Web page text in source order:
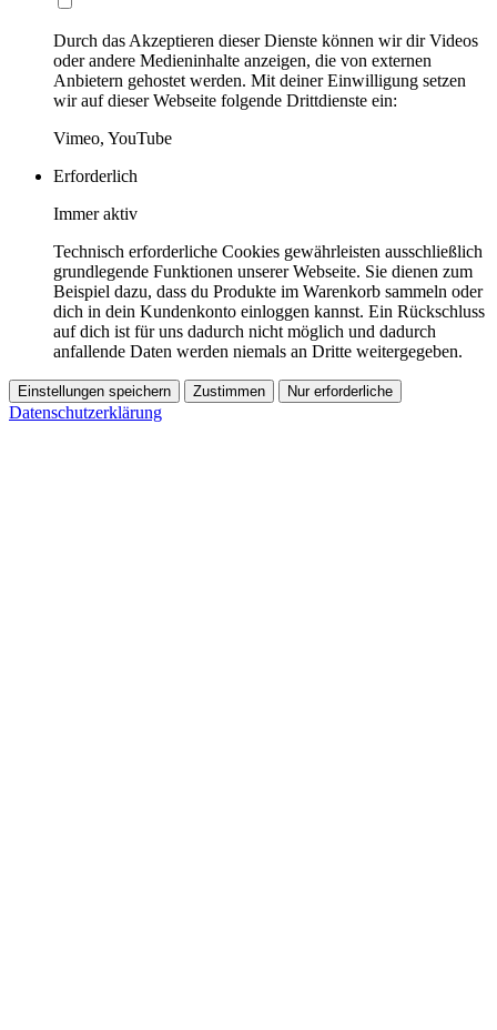
Durch das Akzeptieren dieser Dienste können wir dir Videos
oder andere Medieninhalte anzeigen, die von externen
Anbietern gehostet werden. Mit deiner Einwilligung setzen
wir auf dieser Webseite folgende Drittdienste ein:
Vimeo, YouTube
Erforderlich
Immer aktiv
Technisch erforderliche Cookies gewährleisten ausschließlich
grundlegende Funktionen unserer Webseite. Sie dienen zum
Beispiel dazu, dass du Produkte im Warenkorb sammeln oder
dich in dein Kundenkonto einloggen kannst. Ein Rückschluss
auf dich ist für uns dadurch nicht möglich und dadurch
anfallende Daten werden niemals an Dritte weitergegeben.
Einstellungen speichern Zustimmen Nur erforderliche
Datenschutzerklärung